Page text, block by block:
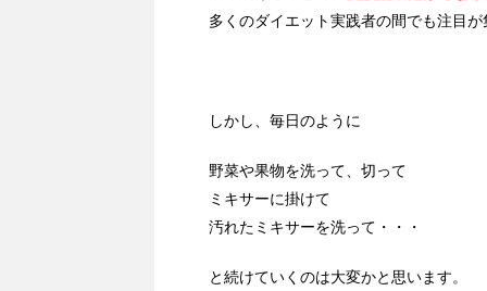
多くのダイエット実践者の間でも注目が
しかし、毎日のように
野菜や果物を洗って、切って
ミキサーに掛けて
汚れたミキサーを洗って・・・
と続けていくのは大変かと思います。